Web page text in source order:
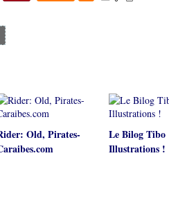
Old, Pirates-
Le Bilog Tibo
Illustrations !